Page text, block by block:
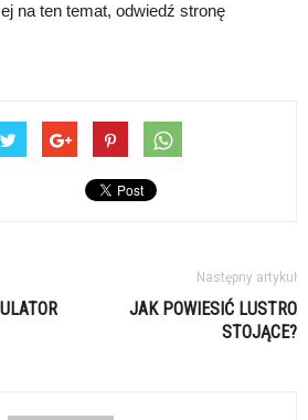
na ten temat, odwiedź stronę
Następny artykuł
JAK POWIESIĆ LUSTRO
STOJĄCE?